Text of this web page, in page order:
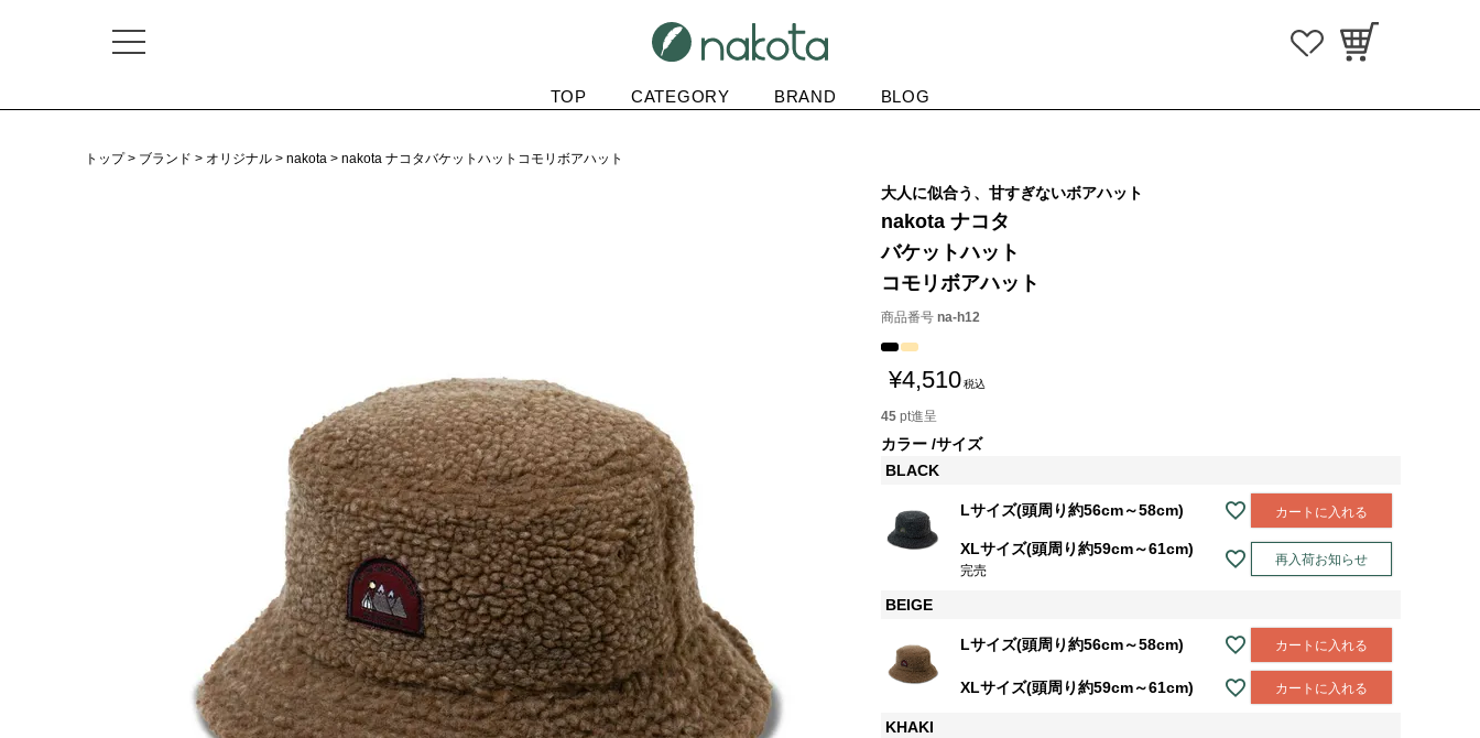
TOP CATEGORY BRAND BLOG
トップ ブランド オリジナル nakota nakota ナコタバケットハットコモリボアハット
大人に似合う、甘すぎないボアハット
nakota ナコタ
バケットハット
コモリボアハット
商品番号 na-h12
¥4,510税込
45 pt進呈
カラー サイズ
BLACK
Lサイズ(頭周り約56cm～58cm) カートに入れる
XLサイズ(頭周り約59cm～61cm)
完売
再入荷お知らせ
BEIGE
Lサイズ(頭周り約56cm～58cm) カートに入れる
XLサイズ(頭周り約59cm～61cm) カートに入れる
KHAKI